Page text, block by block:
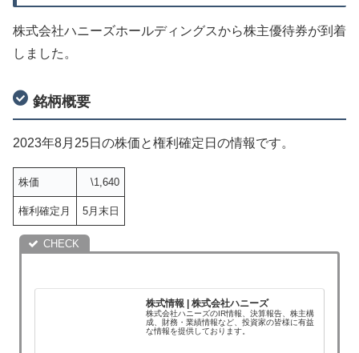
株式会社ハニーズホールディングスから株主優待券が到着
しました。
銘柄概要
2023年8月25日の株価と権利確定日の情報です。
株価 \1,640
権利確定月 5月末日
株式情報 | 株式会社ハニーズ
株式会社ハニーズのIR情報、決算報告、株主構
成、財務・業績情報など、投資家の皆様に有益
な情報を提供しております。